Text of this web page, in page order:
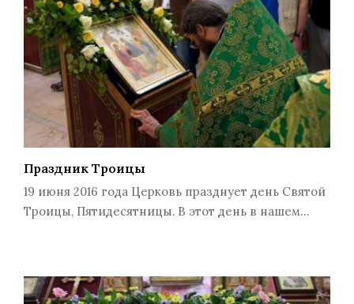
Праздник Троицы
19 июня 2016 года Церковь празднует день Святой
Троицы, Пятидесятницы. В этот день в нашем…